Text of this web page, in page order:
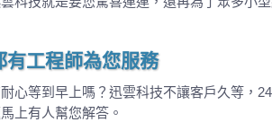
有工程師為您服務
心等到早上嗎？迅雲科技不讓客戶久等，
上有人幫您解答。